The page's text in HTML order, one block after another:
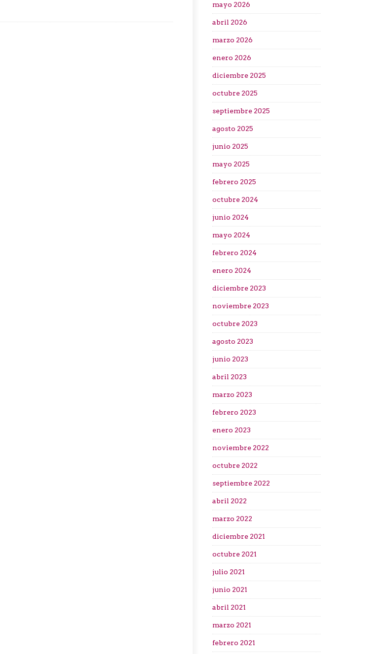
mayo 2026
abril 2026
marzo 2026
enero 2026
diciembre 2025
octubre 2025
septiembre 2025
agosto 2025
junio 2025
mayo 2025
febrero 2025
octubre 2024
junio 2024
mayo 2024
febrero 2024
enero 2024
diciembre 2023
noviembre 2023
octubre 2023
agosto 2023
junio 2023
abril 2023
marzo 2023
febrero 2023
enero 2023
noviembre 2022
octubre 2022
septiembre 2022
abril 2022
marzo 2022
diciembre 2021
octubre 2021
julio 2021
junio 2021
abril 2021
marzo 2021
febrero 2021